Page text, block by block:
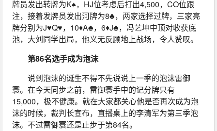
牌员发出转牌为K♠，HJ位考虑后打出4,500，CO位跟
注，接着发牌员发出河牌为8♣，两家选择过牌，三家亮
牌分别为J♥Q♥，10♦A♣，6♦J♣，冯艺坤中顶对收获底
池，大刘同学出局，他义无反顾地上战场，令人赞叹。
第86名选手成为泡沫
说到泡沫的诞生不得不先说说上一季的泡沫雷御
寰。在今天同步之前，雷御寰手中的记分牌只有
15,000，极不健康。就在大家都关心他是否再次成为泡
沫的时候，裁判长宣布，直播桌上的李清军为第三季泡
沫。不过雷御寰还是止步于第84名。